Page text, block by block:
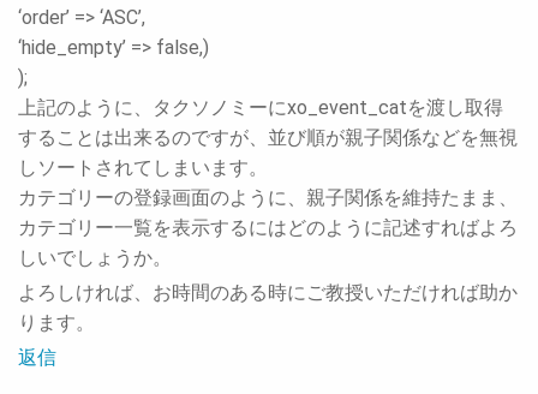
‘order’ => ‘ASC’,
‘hide_empty’ => false,)
);
上記のように、タクソノミーにxo_event_catを渡し取得
することは出来るのですが、並び順が親子関係などを無視
しソートされてしまいます。
カテゴリーの登録画面のように、親子関係を維持たまま、
カテゴリー一覧を表示するにはどのように記述すればよろ
しいでしょうか。
よろしければ、お時間のある時にご教授いただければ助か
ります。
返信